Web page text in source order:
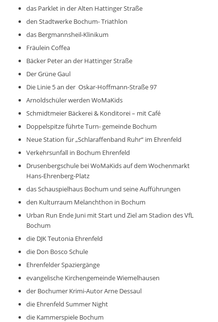
das Parklet in der Alten Hattinger Straße
den Stadtwerke Bochum- Triathlon
das Bergmannsheil-Klinikum
Fräulein Coffea
Bäcker Peter an der Hattinger Straße
Der Grüne Gaul
Die Linie 5 an der Oskar-Hoffmann-Straße 97
Arnoldschüler werden WoMaKids
Schmidtmeier Bäckerei & Konditorei – mit Café
Doppelspitze führte Turn- gemeinde Bochum
Neue Station für „Schlaraffenband Ruhr“ im Ehrenfeld
Verkehrsunfall in Bochum Ehrenfeld
Drusenbergschule bei WoMaKids auf dem Wochenmarkt
Hans-Ehrenberg-Platz
das Schauspielhaus Bochum und seine Aufführungen
den Kulturraum Melanchthon in Bochum
Urban Run Ende Juni mit Start und Ziel am Stadion des VfL
Bochum
die DJK Teutonia Ehrenfeld
die Don Bosco Schule
Ehrenfelder Spaziergänge
evangelische Kirchengemeinde Wiemelhausen
der Bochumer Krimi-Autor Arne Dessaul
die Ehrenfeld Summer Night
die Kammerspiele Bochum